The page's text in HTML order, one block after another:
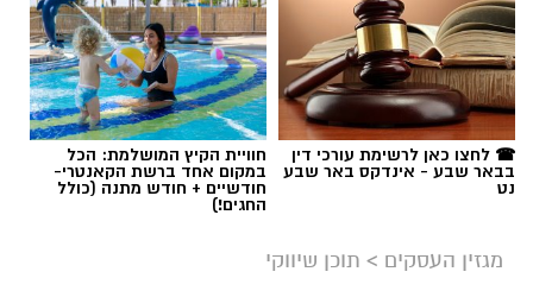
תגים:בשיתוף שרפים
☎ לחצו כאן לרשימת עורכי דין
בבאר שבע - אינדקס באר שבע
נט
חוויית הקיץ המושלמת: הכל
במקום אחד ברשת הקאנטרי-
חודשיים + חודש מתנה (כולל
החגים!)
מגזין העסקים > תוכן שיווקי